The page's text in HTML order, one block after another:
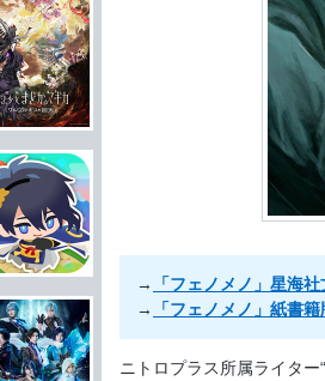
→
「フェノメノ」星海
→
「フェノメノ」紙書籍
ニトロプラス所属ライタ